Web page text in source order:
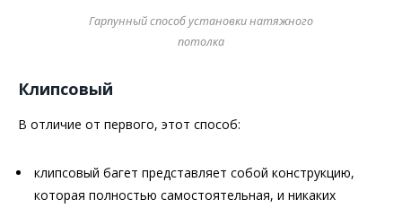
Гарпунный способ установки натяжного
потолка
Клипсовый
В отличие от первого, этот способ:
клипсовый багет представляет собой конструкцию,
которая полностью самостоятельная, и никаких